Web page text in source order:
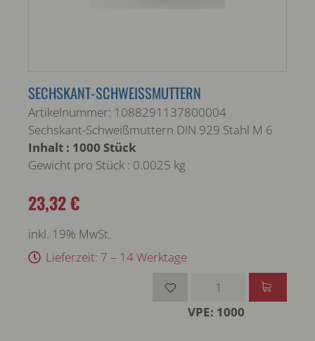
SECHSKANT-SCHWEISSMUTTERN
Artikelnummer: 1088291137800004
Sechskant-Schweißmuttern DIN 929 Stahl M 6
Inhalt : 1000 Stück
Gewicht pro Stück : 0.0025 kg
23,32 €
inkl. 19% MwSt.
Lieferzeit: 7 – 14 Werktage
VPE: 1000